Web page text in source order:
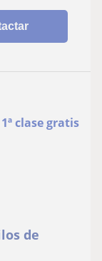
1ª clase gratis
de